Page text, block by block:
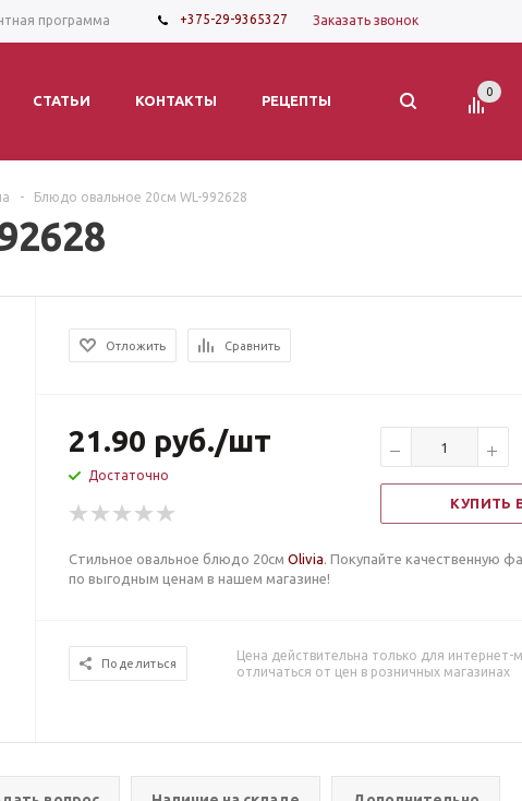
программа +375-29-9365327 Заказать звонок
СТАТЬИ КОНТАКТЫ РЕЦЕПТЫ
0
- Блюдо овальное 20см WL-992628
Отложить Сравнить
21.90 руб./шт
Достаточно
КУПИТЬ
Стильное овальное блюдо 20смOlivia. Покупайте качественную
по выгодным ценам в нашем магазине!
Поделиться
Цена действительна только для интернет-
отличаться от цен в розничных магазинах